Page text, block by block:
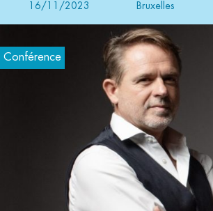
16/11/2023 Bruxelles
Conférence